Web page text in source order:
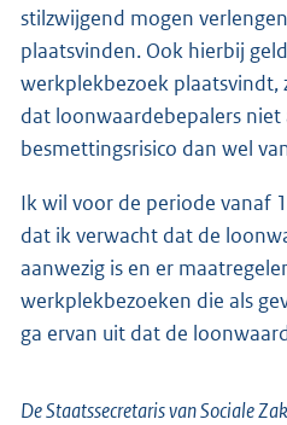
stilzwijgend mogen
plaatsvinden. Ook hierbij
werkplekbezoek plaatsvindt,
dat loonwaardebepalers
besmettingsrisico dan wel
Ik wil voor de periode vanaf
dat ik verwacht dat de
aanwezig is en er
werkplekbezoeken die als
ga ervan uit dat de
De Staatssecretaris van Sociale